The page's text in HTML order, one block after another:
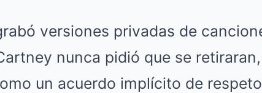
versiones privadas de
nunca pidió que se
un acuerdo implícito de